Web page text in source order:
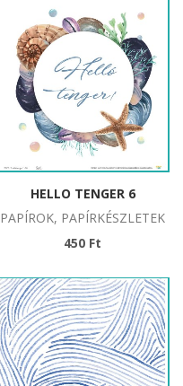
HELLO TENGER 6
PAPÍROK, PAPÍRKÉSZLETEK
450 Ft